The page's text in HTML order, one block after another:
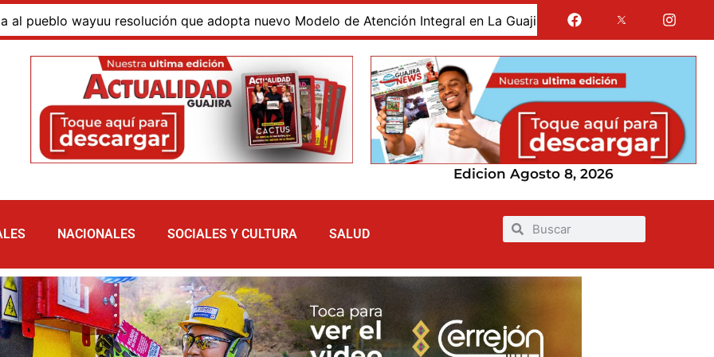
nuevo Modelo de Atención Integral en La Guajira Capturan en San Juan del Cesar a hombre de 68
Edicion Agosto 8, 2026
NACIONALES SOCIALES Y CULTURA SALUD